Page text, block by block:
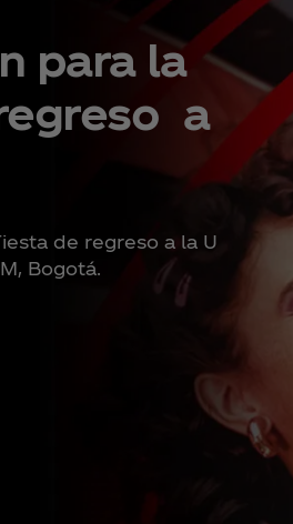
para la
a
de regreso a la U
Bogotá.